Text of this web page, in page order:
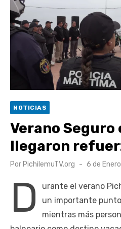
Retrospectiva 2026 | Capítulo
Araneda
Cantor Popular Raúl Acevedo
Pichilemu
Cóctel de Sábado: Sistema
alcalde Roberto Córdova
esterilización de mascotas
NOTICIAS
Verano
llegaron
Por PichilemuTV.org
Publicado
6 de
D
urante el verano
un importante
mientras más